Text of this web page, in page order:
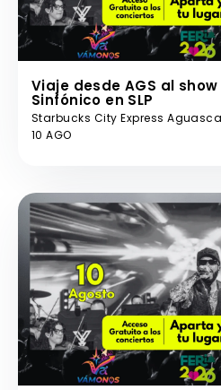
Viaje desde AGS al
Sinfónico en SLP
Starbucks City Express
10 AGO